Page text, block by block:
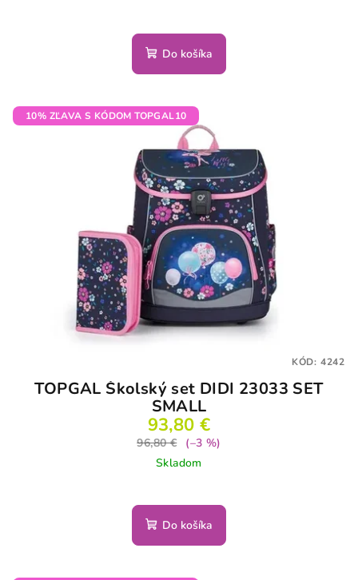
Do košíka
10% ZĽAVA S KÓDOM TOPGAL10
TOPGAL Školský set DIDI 23033 SET
SMALL
93,80 €
96,80 €
(–3 %)
Skladom
Do košíka
KÓD: 4242